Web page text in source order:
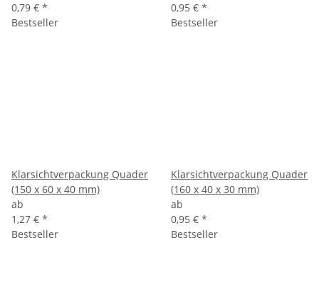
0,79 € *
0,95 € *
Bestseller
Klarsichtverpackung Quader
(150 x 60 x 40 mm)
ab
1,27 € *
Bestseller
Klarsichtverpackung Quader
(160 x 40 x 30 mm)
ab
0,95 € *
Bestseller
Bestseller